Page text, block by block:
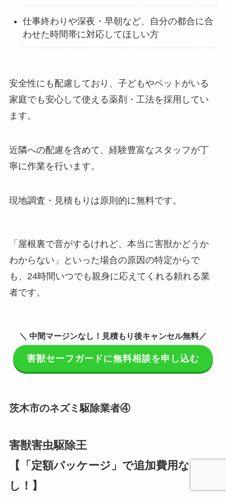
仕事終わりや深夜・早朝など、自分の都合に合
わせた時間帯に対応してほしい方
安全性にも配慮しており、子どもやペットがいる
家庭でも安心して使える薬剤・工法を採用してい
ます。
近隣への配慮を含めて、経験豊富なスタッフが丁
寧に作業を行います。
現地調査・見積もりは原則的に無料です。
「屋根裏で音がするけれど、本当に害獣かどうか
わからない」といった場合の原因の特定からで
も、24時間いつでも親身に応えてくれる頼れる業
者です。
＼ 中間マージンなし！見積もり後キャンセル無料／
害獣セーフガードに無料相談を申し込む
茨木市のネズミ駆除業者④
害獣害虫駆除王
【「定額パッケージ」で追加費用な
し！】